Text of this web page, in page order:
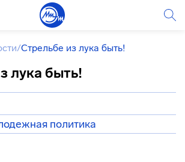
/Стрельбе из лука быть!
лука быть!
политика